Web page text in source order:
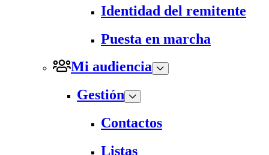
Identidad del remitente
Puesta en marcha
Mi audiencia
Gestión
Contactos
Listas